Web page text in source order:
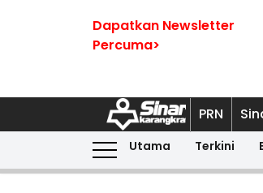
Dapatkan Newsletter
Percuma>
PRN
Utama Terkini